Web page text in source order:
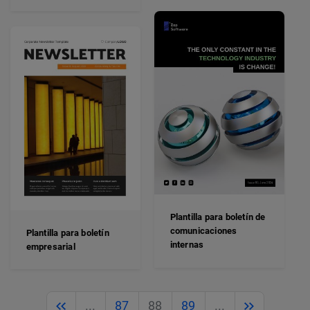
Plantilla para boletín de
comunicaciones
internas
Plantilla para boletín
empresarial
Previous
... 87 88 89 ... Next